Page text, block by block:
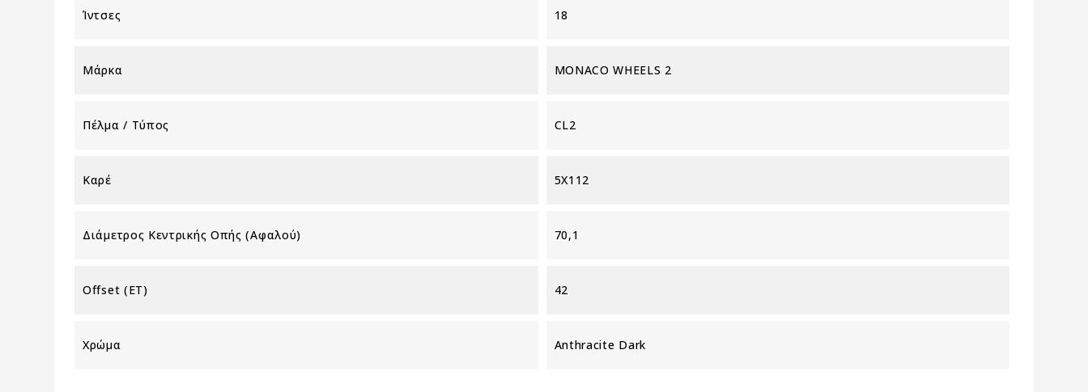
Ίντσες 18
Μάρκα MONACO WHEELS 2
Πέλμα / Τύπος CL2
Καρέ 5X112
Διάμετρος Κεντρικής Οπής (αφαλού) 70,1
Offset (ET) 42
Χρώμα Anthracite Dark